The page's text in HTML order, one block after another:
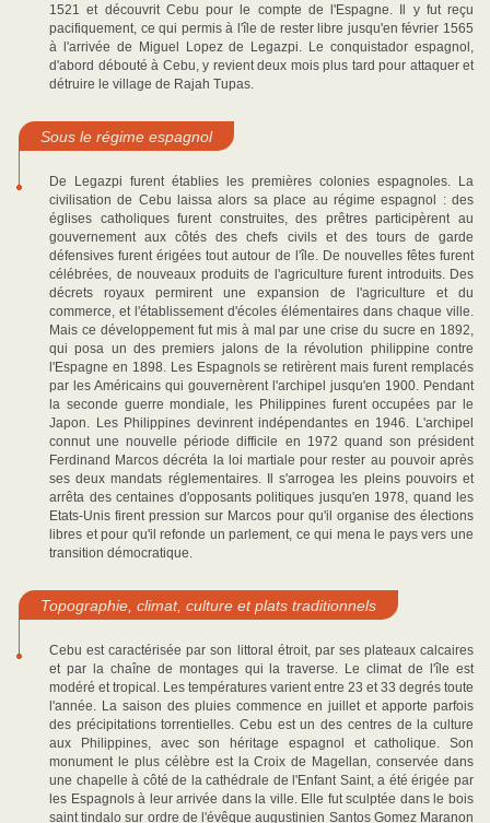
1521 et découvrit Cebu pour le compte de l'Espagne. Il y fut reçu
pacifiquement, ce qui permis à l'île de rester libre jusqu'en février 1565
à l'arrivée de Miguel Lopez de Legazpi. Le conquistador espagnol,
d'abord débouté à Cebu, y revient deux mois plus tard pour attaquer et
détruire le village de Rajah Tupas.
Sous le régime espagnol
De Legazpi furent établies les premières colonies espagnoles. La
civilisation de Cebu laissa alors sa place au régime espagnol : des
églises catholiques furent construites, des prêtres participèrent au
gouvernement aux côtés des chefs civils et des tours de garde
défensives furent érigées tout autour de l'île. De nouvelles fêtes furent
célébrées, de nouveaux produits de l'agriculture furent introduits. Des
décrets royaux permirent une expansion de l'agriculture et du
commerce, et l'établissement d'écoles élémentaires dans chaque ville.
Mais ce développement fut mis à mal par une crise du sucre en 1892,
qui posa un des premiers jalons de la révolution philippine contre
l'Espagne en 1898. Les Espagnols se retirèrent mais furent remplacés
par les Américains qui gouvernèrent l'archipel jusqu'en 1900. Pendant
la seconde guerre mondiale, les Philippines furent occupées par le
Japon. Les Philippines devinrent indépendantes en 1946. L'archipel
connut une nouvelle période difficile en 1972 quand son président
Ferdinand Marcos décréta la loi martiale pour rester au pouvoir après
ses deux mandats réglementaires. Il s'arrogea les pleins pouvoirs et
arrêta des centaines d'opposants politiques jusqu'en 1978, quand les
Etats-Unis firent pression sur Marcos pour qu'il organise des élections
libres et pour qu'il refonde un parlement, ce qui mena le pays vers une
transition démocratique.
Topographie, climat, culture et plats traditionnels
Cebu est caractérisée par son littoral étroit, par ses plateaux calcaires
et par la chaîne de montages qui la traverse. Le climat de l'île est
modéré et tropical. Les températures varient entre 23 et 33 degrés toute
l'année. La saison des pluies commence en juillet et apporte parfois
des précipitations torrentielles. Cebu est un des centres de la culture
aux Philippines, avec son héritage espagnol et catholique. Son
monument le plus célèbre est la Croix de Magellan, conservée dans
une chapelle à côté de la cathédrale de l'Enfant Saint, a été érigée par
les Espagnols à leur arrivée dans la ville. Elle fut sculptée dans le bois
saint tindalo sur ordre de l'évêque augustinien Santos Gomez Maranon